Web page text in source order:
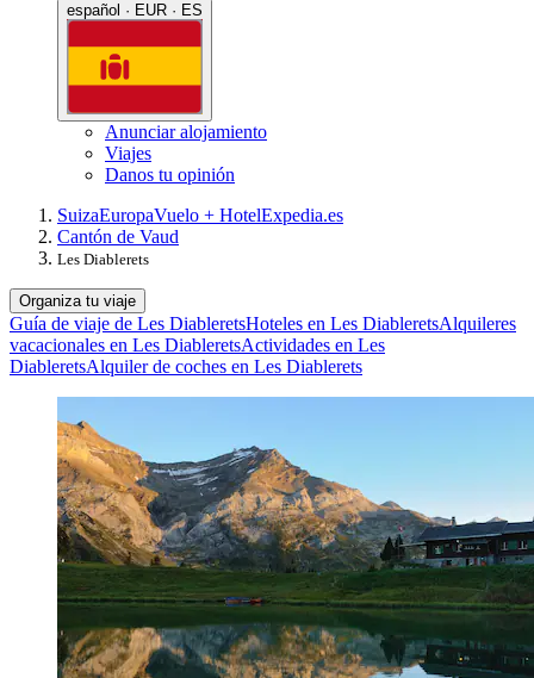
español · EUR · ES
Anunciar alojamiento
Viajes
Danos tu opinión
SuizaEuropaVuelo + HotelExpedia.es
Cantón de Vaud
Les Diablerets
Organiza tu viaje
Guía de viaje de Les DiableretsHoteles en Les DiableretsAlquileres
vacacionales en Les DiableretsActividades en Les
DiableretsAlquiler de coches en Les Diablerets